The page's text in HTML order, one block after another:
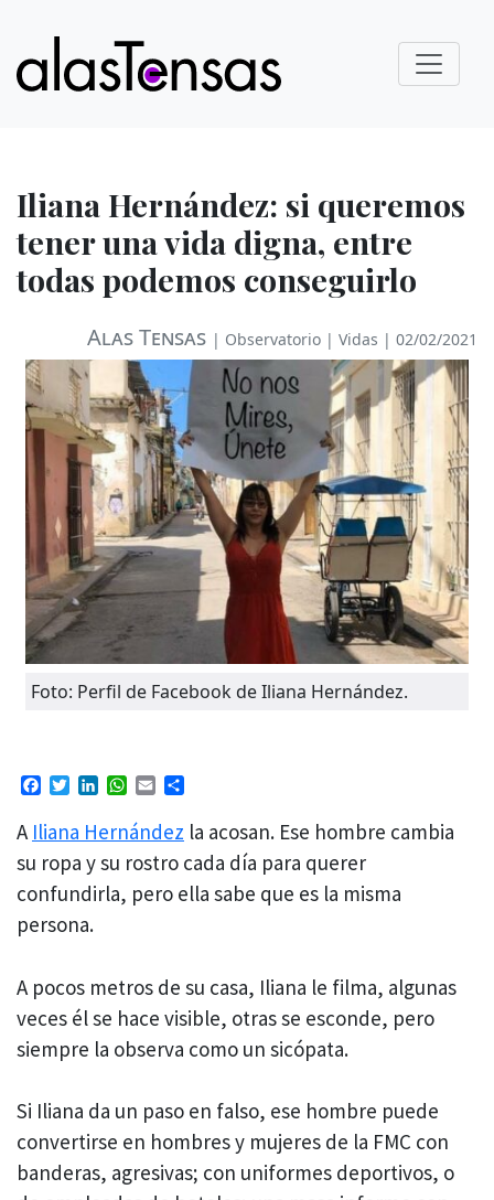
Iliana Hernández: si queremos
tener una vida digna, entre
todas podemos conseguirlo
Alas Tensas | Observatorio | Vidas | 02/02/2021
Foto: Perfil de Facebook de Iliana Hernández.
Facebook
TwitterLinkedIn
WhatsApp
Email
A Iliana Hernández la acosan. Ese hombre cambia
su ropa y su rostro cada día para querer
confundirla, pero ella sabe que es la misma
persona.
A pocos metros de su casa, Iliana le filma, algunas
veces él se hace visible, otras se esconde, pero
siempre la observa como un sicópata.
Si Iliana da un paso en falso, ese hombre puede
convertirse en hombres y mujeres de la FMC con
banderas, agresivas; con uniformes deportivos, o